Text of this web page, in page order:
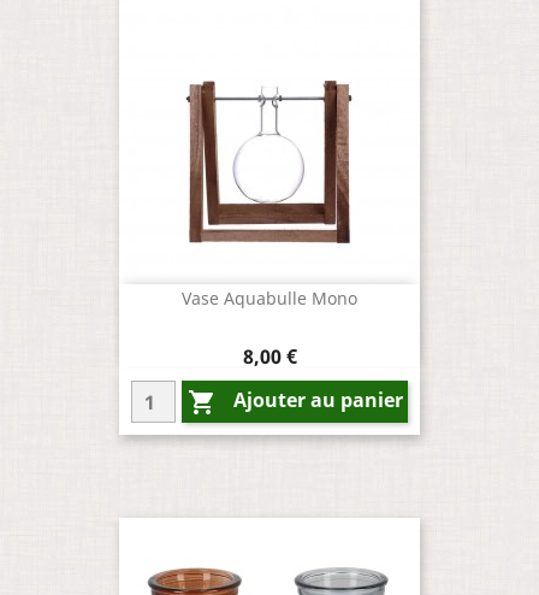
Vase Aquabulle Mono
Prix
8,00 €
 Ajouter au panier